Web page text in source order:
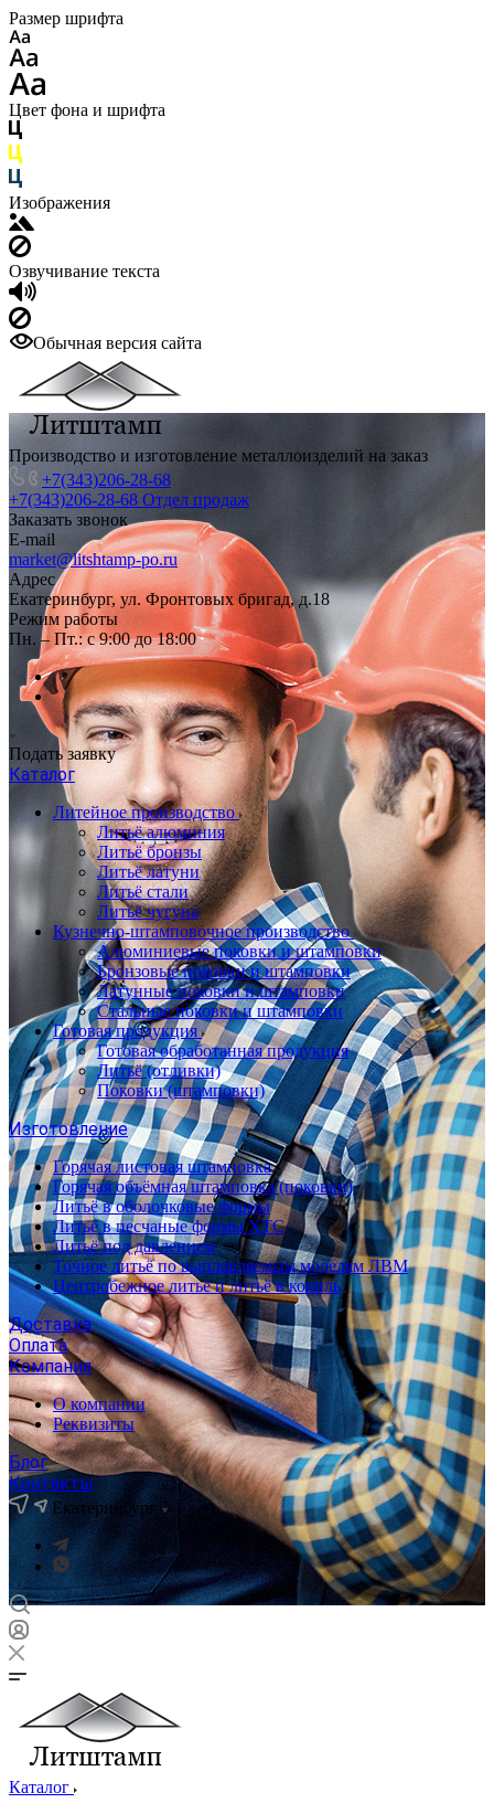
Размер шрифта
Цвет фона и шрифта
Изображения
Озвучивание текста
Обычная версия сайта
Производство и изготовление металлоизделий на заказ
+7(343)206-28-68
+7(343)206-28-68 Отдел продаж
Заказать звонок
E-mail
market@litshtamp-po.ru
Адрес
Екатеринбург, ул. Фронтовых бригад, д.18
Режим работы
Пн. – Пт.: с 9:00 до 18:00
Подать заявку
Каталог
Литейное производство
Литьё алюминия
Литьё бронзы
Литьё латуни
Литьё стали
Литьё чугуна
Кузнечно-штамповочное производство
Алюминиевые поковки и штамповки
Бронзовые поковки и штамповки
Латунные поковки и штамповки
Стальные поковки и штамповки
Готовая продукция
Готовая обработанная продукция
Литьё (отливки)
Поковки (штамповки)
Изготовление
Горячая листовая штамповка
Горячая объёмная штамповка (поковки)
Литьё в оболочковые формы
Литьё в песчаные формы ХТС
Литьё под давлением
Точное литьё по выплавляемым моделям ЛВМ
Центробежное литьё и литьё в кокиль
Доставка
Оплата
Компания
О компании
Реквизиты
Блог
Контакты
Екатеринбург
Каталог